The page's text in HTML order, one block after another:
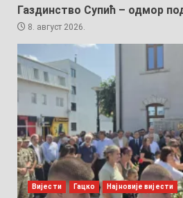
Газдинство Супић – одмор
8. август 2026.
Вијести Гацко Најновије вијести